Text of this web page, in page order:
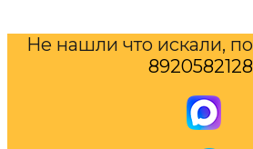
Не нашли что искали,